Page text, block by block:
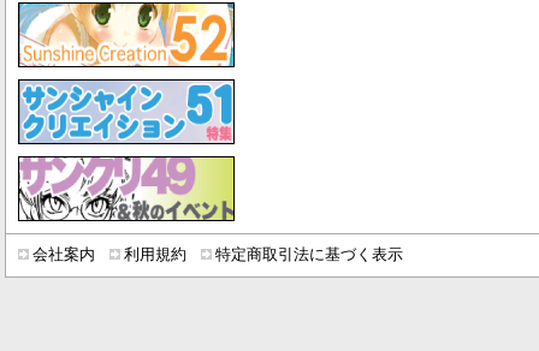
会社案内 利用規約 特定商取引法に基づく表示